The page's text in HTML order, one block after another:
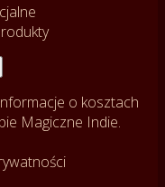
o kosztach
Magiczne Indie.